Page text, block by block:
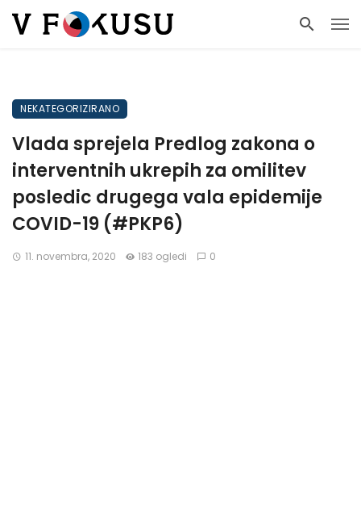
NEKATEGORIZIRANO
Vlada sprejela Predlog zakona o
interventnih ukrepih za omilitev
posledic drugega vala epidemije
COVID-19 (#PKP6)
11. novembra, 2020 183 ogledi 0